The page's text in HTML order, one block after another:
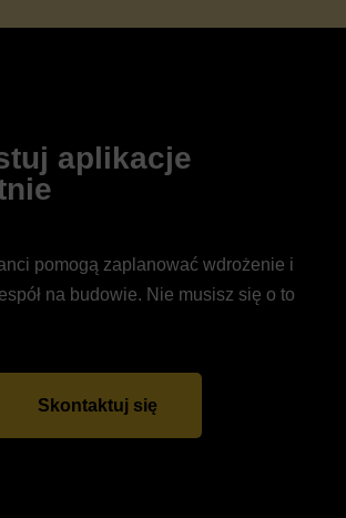
aplikacje
pomogą zaplanować wdrożenie i
na budowie. Nie musisz się o to
Skontaktuj się